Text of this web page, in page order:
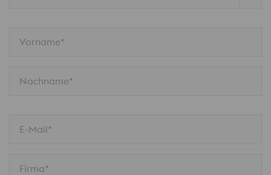
Vorname*
Nachname*
E-Mail*
Firma*